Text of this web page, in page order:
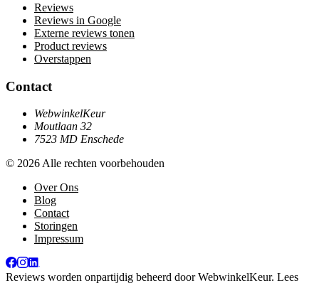
Reviews
Reviews in Google
Externe reviews tonen
Product reviews
Overstappen
Contact
WebwinkelKeur
Moutlaan 32
7523 MD Enschede
© 2026 Alle rechten voorbehouden
Over Ons
Blog
Contact
Storingen
Impressum
Reviews worden onpartijdig beheerd doorWebwinkelKeur. Lees